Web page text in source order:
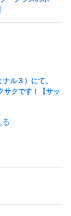
ル３）にて、
サクです！【サッ